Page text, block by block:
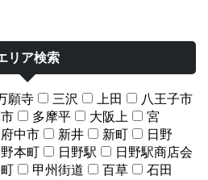
リア検索
願寺 三沢 上田
八王子市
多摩平 大阪上
宮
府中市 新井 新町
日野
本町 日野駅
日野駅商店会
甲州街道 百草
石田